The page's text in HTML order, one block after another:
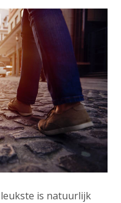
is natuurlijk